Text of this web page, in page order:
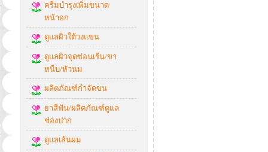
ครีมบำรุงเพิ่มขนาด
หน้าอก
ดูแลผิวใต้วงแขน
ดูแลผิวจุดซ่อนเร้น/ขา
หนีบ/หัวนม
ผลิตภัณฑ์กำจัดขน
ยาสีฟัน/ผลิตภัณฑ์ดูแล
ช่องปาก
ดูแลเส้นผม